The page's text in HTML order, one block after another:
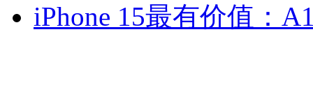
iPhone 15最有价值：